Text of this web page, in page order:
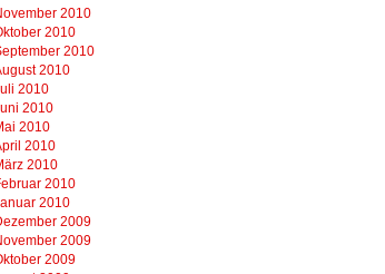
2010
2010
2010
2010
2010
2010
2010
2010
2010
2010
2010
2009
2009
2009